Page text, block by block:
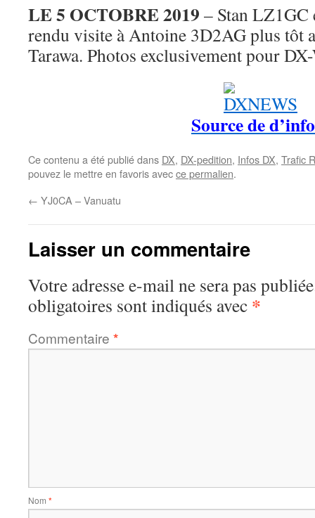
LE 5 OCTOBRE 2019 – Stan LZ1GC
rendu visite à Antoine 3D2AG plus tôt
Tarawa. Photos exclusivement pour
Source de d’info
Ce contenu a été publié dans DX, DX-pedition, Infos DX, Trafic
pouvez le mettre en favoris avecce permalien.
← YJ0CA – Vanuatu
Laisser un commentaire
Votre adresse e-mail ne sera pas
obligatoires sont indiqués avec *
Commentaire *
Nom *